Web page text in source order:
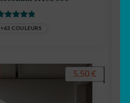
+63 COULEURS
5,50 €